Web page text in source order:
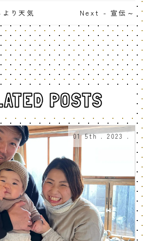
り天気 Next - 宣伝～
POSTS
01 5th . 2023 .